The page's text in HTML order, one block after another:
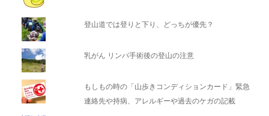
登山道では登りと下り、どっちが優先？
乳がん リンパ手術後の登山の注意
もしもの時の「山歩きコンディションカード」緊急
連絡先や持病、アレルギーや過去のケガの記載